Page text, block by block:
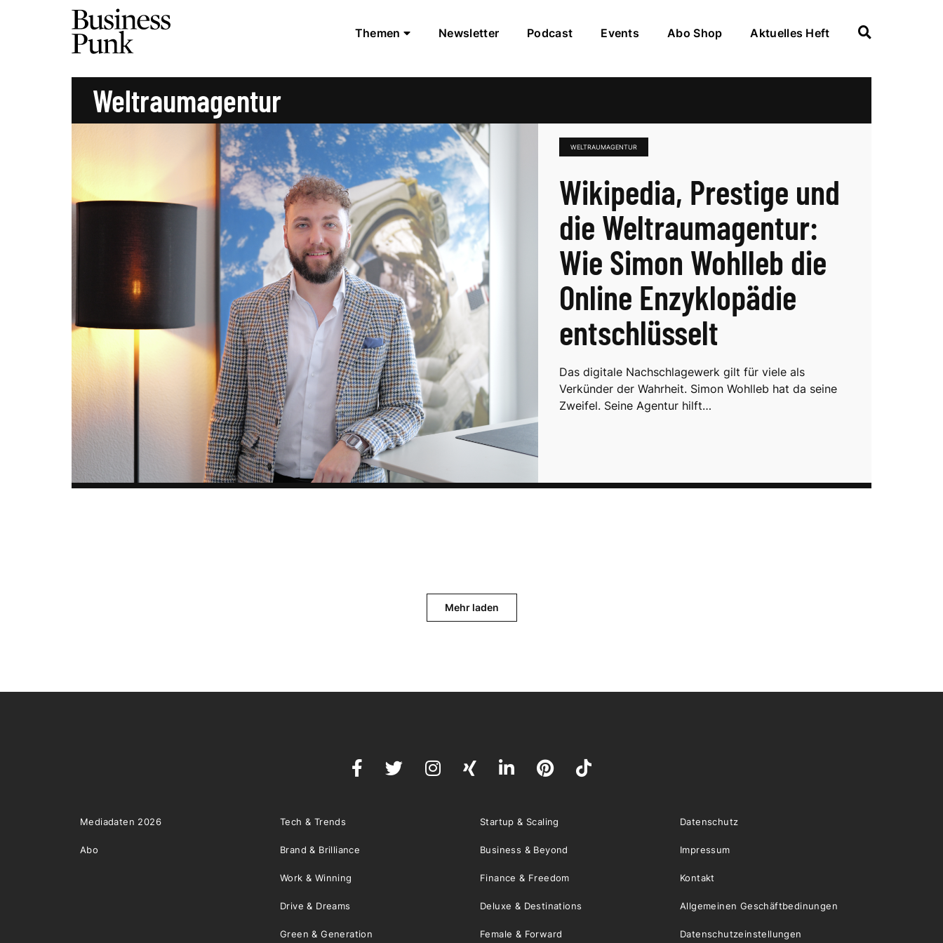
Themen Newsletter Podcast Events Abo Shop Aktuelles Heft
Weltraumagentur
WELTRAUMAGENTUR
Wikipedia, Prestige und
die Weltraumagentur:
Wie Simon Wohlleb die
Online Enzyklopädie
entschlüsselt
Das digitale Nachschlagewerk gilt für viele als
Verkünder der Wahrheit. Simon Wohlleb hat da seine
Zweifel. Seine Agentur hilft…
Mehr laden
Mediadaten 2026
Abo
Tech & Trends Startup & Scaling
Brand & Brilliance Business & Beyond
Work & Winning Finance & Freedom
Drive & Dreams Deluxe & Destinations
Green & Generation Female & Forward
Datenschutz
Impressum
Kontakt
Allgemeinen Geschäftbedinungen
Datenschutzeinstellungen